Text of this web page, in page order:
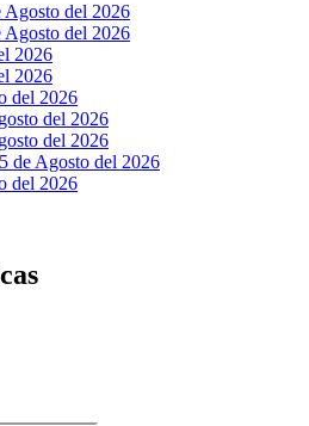
Agosto del 2026
Agosto del 2026
2026
2026
del 2026
del 2026
del 2026
de Agosto del 2026
del 2026